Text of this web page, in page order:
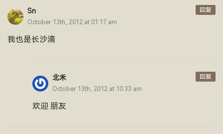
Sn
October 13th, 2012 at 01:17 am
我也是长沙滴
回复
北禾
October 13th, 2012 at 10:33 am
欢迎 朋友
回复